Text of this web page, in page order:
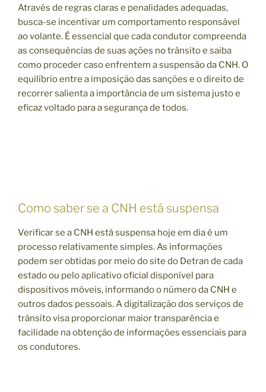
Através de regras claras e penalidades adequadas,
busca-se incentivar um comportamento responsável
ao volante. É essencial que cada condutor compreenda
as consequências de suas ações no trânsito e saiba
como proceder caso enfrentem a suspensão da CNH. O
equilíbrio entre a imposição das sanções e o direito de
recorrer salienta a importância de um sistema justo e
eficaz voltado para a segurança de todos.
Como saber se a CNH está suspensa
Verificar se a CNH está suspensa hoje em dia é um
processo relativamente simples. As informações
podem ser obtidas por meio do site do Detran de cada
estado ou pelo aplicativo oficial disponível para
dispositivos móveis, informando o número da CNH e
outros dados pessoais. A digitalização dos serviços de
trânsito visa proporcionar maior transparência e
facilidade na obtenção de informações essenciais para
os condutores.